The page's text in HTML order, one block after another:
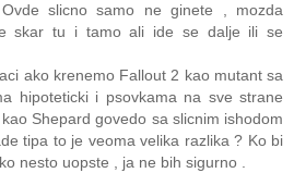
slicno samo ne ginete , mozda
skar tu i tamo ali ide se dalje ili se
ako krenemo Fallout 2 kao mutant sa
hipoteticki i psovkama na sve strane
Shepard govedo sa slicnim ishodom
tipa to je veoma velika razlika ? Ko bi
nesto uopste , ja ne bih sigurno .